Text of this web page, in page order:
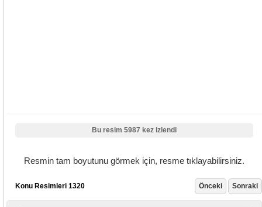
Bu resim 5987 kez izlendi
Resmin tam boyutunu görmek için, resme tıklayabilirsiniz.
Konu Resimleri 1320 Önceki Sonraki